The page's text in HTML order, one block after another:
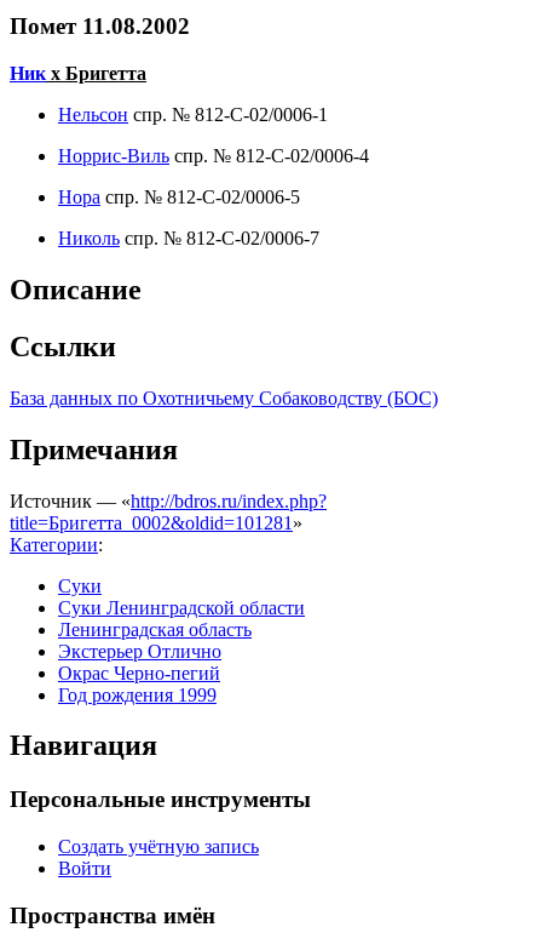
Помет 11.08.2002
Ник х Бригетта
Нельсон спр. № 812-С-02/0006-1
Норрис-Виль спр. № 812-С-02/0006-4
Нора спр. № 812-С-02/0006-5
Николь спр. № 812-С-02/0006-7
Описание
Ссылки
База данных по Охотничьему Собаководству (БОС)
Примечания
Источник — «http://bdros.ru/index.php?
title=Бригетта_0002&oldid=101281 »
Категории:
Суки
Суки Ленинградской области
Ленинградская область
Экстерьер Отлично
Окрас Черно-пегий
Год рождения 1999
Навигация
Персональные инструменты
Создать учётную запись
Войти
Пространства имён